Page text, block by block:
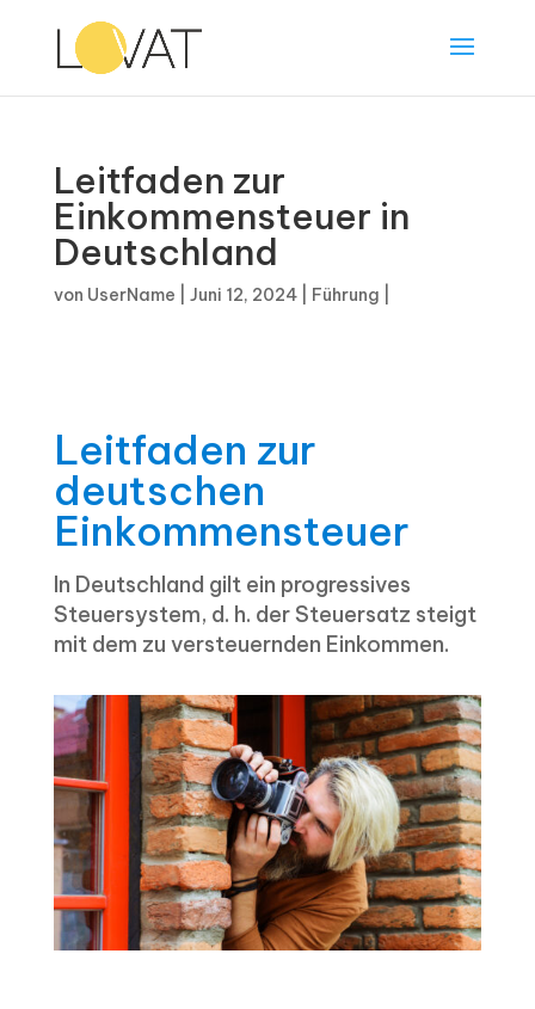
Leitfaden zur
Einkommensteuer in
Deutschland
von UserName Juni 12, 2024| Führung
Leitfaden zur
deutschen
Einkommensteuer
In Deutschland gilt ein progressives
Steuersystem, d. h. der Steuersatz steigt
mit dem zu versteuernden Einkommen.